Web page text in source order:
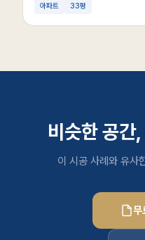
아파트 33평
비슷한 공간
이 시공 사례와 유사
무